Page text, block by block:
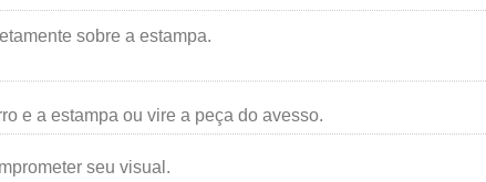
sobre a estampa.
e a estampa ou vire a peça do avesso.
seu visual.